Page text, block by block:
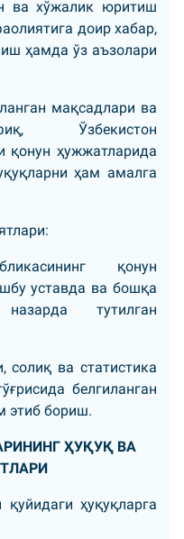
ва хўжалик юритиш
доир хабар,
ҳамда ўз аъзолари
мақсадлари ва
Ўзбекистон
қонун ҳужжатларида
ҳам амалга
қонун
уставда ва бошқа
тутилган
солиқ ва статистика
белгиланган
этиб бориш.
ҲУҚУҚ ВА
ҳуқуқларга